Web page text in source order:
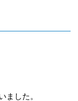
ました。